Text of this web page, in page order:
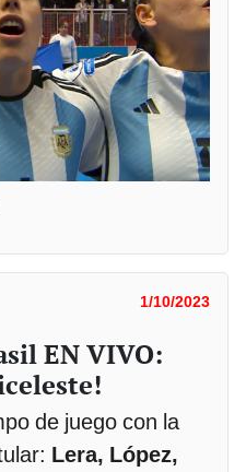
1/10/2023
EN VIVO:
de juego con la
Lera, López,